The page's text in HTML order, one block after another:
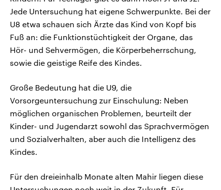
Jede Untersuchung hat eigene Schwerpunkte. Bei der
U8 etwa schauen sich Ärzte das Kind von Kopf bis
Fuß an: die Funktionstüchtigkeit der Organe, das
Hör- und Sehvermögen, die Körperbeherrschung,
sowie die geistige Reife des Kindes.
Große Bedeutung hat die U9, die
Vorsorgeuntersuchung zur Einschulung: Neben
möglichen organischen Problemen, beurteilt der
Kinder- und Jugendarzt sowohl das Sprachvermögen
und Sozialverhalten, aber auch die Intelligenz des
Kindes.
Für den dreieinhalb Monate alten Mahir liegen diese